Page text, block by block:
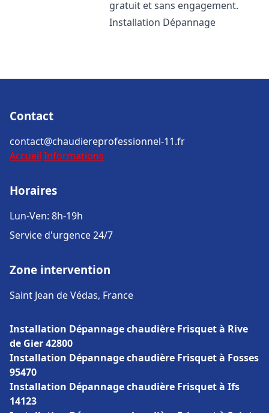
gratuit et sans engagement.
Installation Dépannage
Contact
contact@chaudiereprofessionnel-11.fr
Accueil Informations
Horaires
Lun-Ven: 8h-19h
Service d'urgence 24/7
Zone intervention
Saint Jean de Védas, France
Installation Dépannage chaudière Frisquet à Rive
de Gier 42800
Installation Dépannage chaudière Frisquet à Fosses
95470
Installation Dépannage chaudière Frisquet à Ifs
14123